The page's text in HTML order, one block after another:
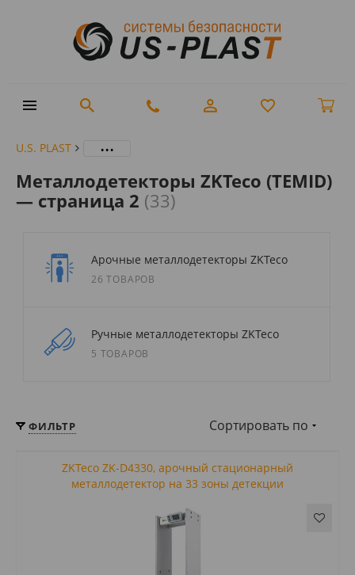
U.S. PLAST ...
Металлодетекторы ZKTeco (TEMID)
— страница 2 (33)
Арочные металлодетекторы ZKTeco
26 ТОВАРОВ
Ручные металлодетекторы ZKTeco
5 ТОВАРОВ
ФИЛЬТР Сортировать по
ZKTeco ZK-D4330, арочный стационарный
металлодетектор на 33 зоны детекции